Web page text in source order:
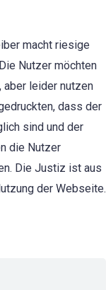
macht riesige
Nutzer möchten
aber leider nutzen
dass der
sind und der
die Nutzer
Die Justiz ist aus
der Webseite.